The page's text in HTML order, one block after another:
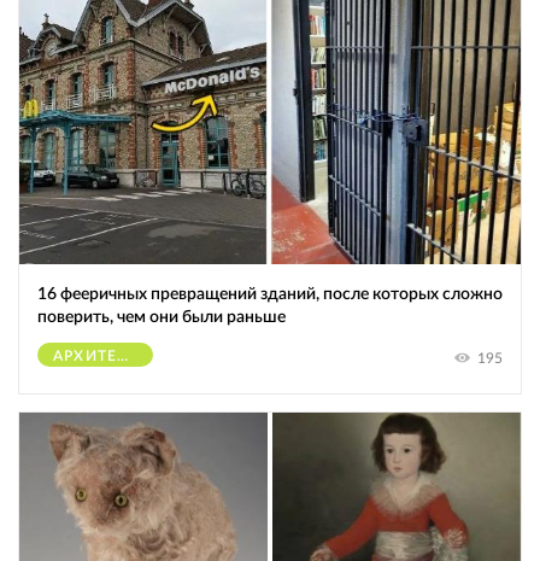
16 фееричных превращений зданий, после которых сложно
поверить, чем они были раньше
АРХИТЕКТУРА 195